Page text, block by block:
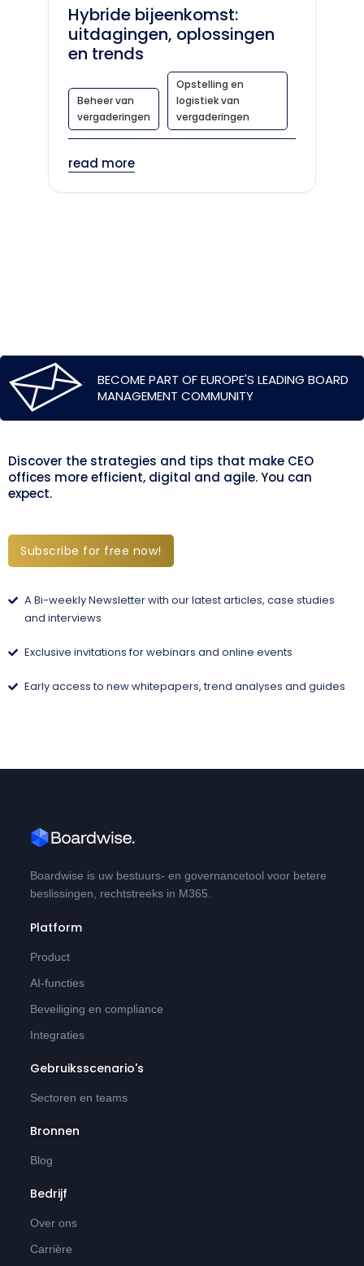
Hybride bijeenkomst:
uitdagingen, oplossingen
en trends
Beheer van
vergaderingen
Opstelling en
logistiek van
vergaderingen
read more
BECOME PART OF EUROPE'S LEADING BOARD
MANAGEMENT COMMUNITY
Discover the strategies and tips that make CEO
offices more efficient, digital and agile. You can
expect.
Subscribe for free now!
A Bi-weekly Newsletter with our latest articles, case studies
and interviews
Exclusive invitations for webinars and online events
Early access to new whitepapers, trend analyses and guides
Boardwise is uw bestuurs- en governancetool voor betere
beslissingen, rechtstreeks in M365.
Platform
Product
AI-functies
Beveiliging en compliance
Integraties
Gebruiksscenario's
Sectoren en teams
Bronnen
Blog
Bedrijf
Over ons
Carrière